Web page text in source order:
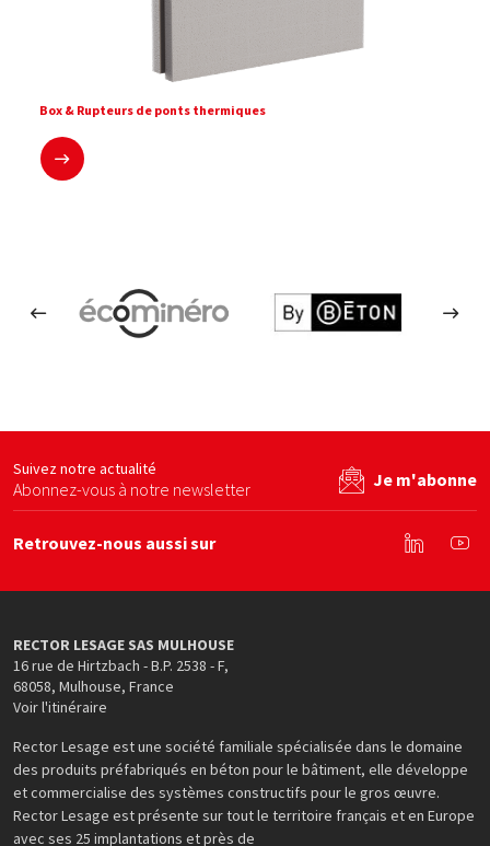
Box & Rupteurs de ponts thermiques
En savoir plus
Suivez notre actualité
Abonnez-vous à notre newsletter Je m'abonne
Retrouvez-nous aussi sur
Linkedin
RECTOR LESAGE SAS MULHOUSE
16 rue de Hirtzbach - B.P. 2538 - F,
68058, Mulhouse, France
Voir l'itinéraire
Rector Lesage est une société familiale spécialisée dans le domaine
des produits préfabriqués en béton pour le bâtiment, elle développe
et commercialise des systèmes constructifs pour le gros œuvre.
Rector Lesage est présente sur tout le territoire français et en Europe
avec ses 25 implantations et près de